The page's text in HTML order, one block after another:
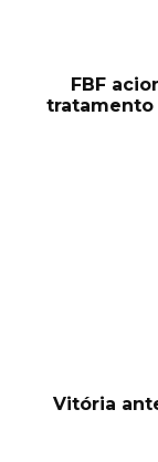
FBF
tratamento
Vitória